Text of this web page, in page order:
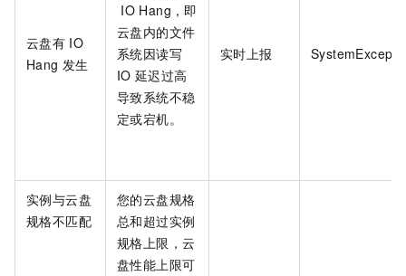
云盘有 IO
Hang 发生
IO Hang，即
云盘内的文件
系统因读写
IO 延迟过高
导致系统不稳
定或宕机。
实时上报
实例与云盘
规格不匹配
您的云盘规格
总和超过实例
规格上限，云
盘性能上限可